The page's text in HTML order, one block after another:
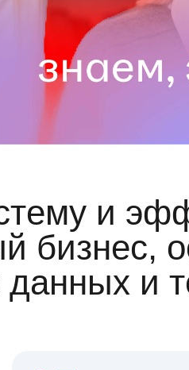
и
бизнес,
и